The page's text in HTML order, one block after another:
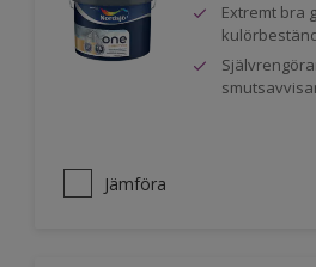
Extremt bra
Jämföra